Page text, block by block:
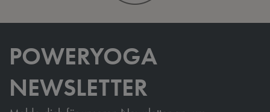
POWERYOGA
NEWSLETTER